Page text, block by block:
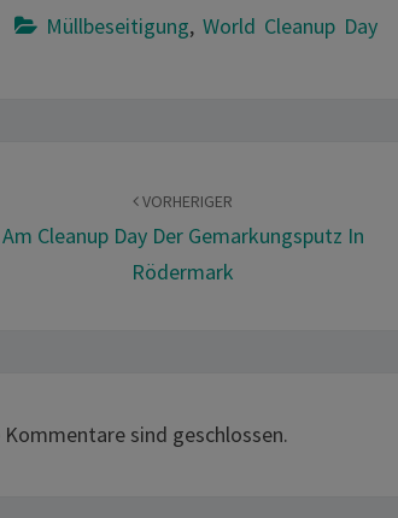
Müllbeseitigung, World Cleanup Day
VORHERIGER
Am Cleanup Day Der Gemarkungsputz In
Rödermark
Kommentare sind geschlossen.